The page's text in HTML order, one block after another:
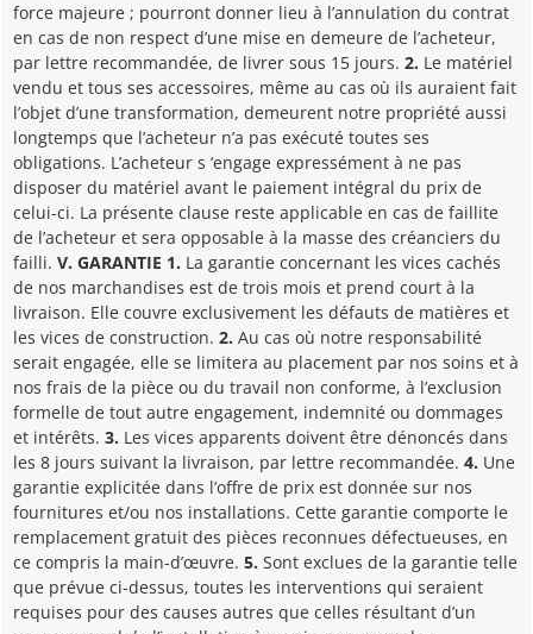
force majeure ; pourront donner lieu à l’annulation du contrat
en cas de non respect d’une mise en demeure de l’acheteur,
par lettre recommandée, de livrer sous 15 jours. 2. Le matériel
vendu et tous ses accessoires, même au cas où ils auraient fait
l’objet d’une transformation, demeurent notre propriété aussi
longtemps que l’acheteur n’a pas exécuté toutes ses
obligations. L’acheteur s ‘engage expressément à ne pas
disposer du matériel avant le paiement intégral du prix de
celui-ci. La présente clause reste applicable en cas de faillite
de l’acheteur et sera opposable à la masse des créanciers du
failli. V. GARANTIE 1. La garantie concernant les vices cachés
de nos marchandises est de trois mois et prend court à la
livraison. Elle couvre exclusivement les défauts de matières et
les vices de construction. 2. Au cas où notre responsabilité
serait engagée, elle se limitera au placement par nos soins et à
nos frais de la pièce ou du travail non conforme, à l’exclusion
formelle de tout autre engagement, indemnité ou dommages
et intérêts. 3. Les vices apparents doivent être dénoncés dans
les 8 jours suivant la livraison, par lettre recommandée. 4. Une
garantie explicitée dans l’offre de prix est donnée sur nos
fournitures et/ou nos installations. Cette garantie comporte le
remplacement gratuit des pièces reconnues défectueuses, en
ce compris la main-d’œuvre. 5. Sont exclues de la garantie telle
que prévue ci-dessus, toutes les interventions qui seraient
requises pour des causes autres que celles résultant d’un